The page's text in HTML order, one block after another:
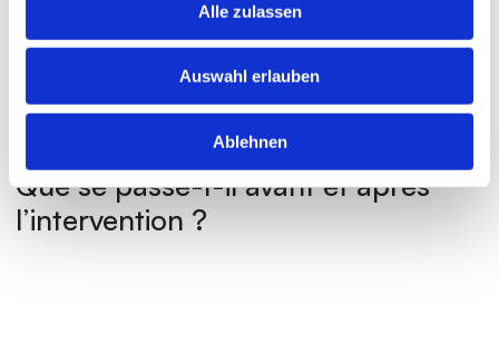
Alle zulassen
Auswahl erlauben
Ablehnen
Obtenir un aperçu personnalisé des coûts
Que se passe-t-il avant et après
l’intervention ?